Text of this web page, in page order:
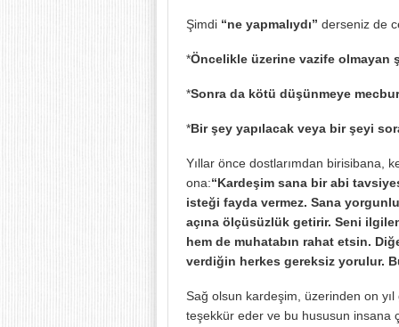
Şimdi “ne yapmalıydı” derseniz de
*Öncelikle üzerine vazife olmayan
*Sonra da kötü düşünmeye mecbur
*Bir şey yapılacak veya bir şeyi
Yıllar önce dostlarımdan birisibana,
ona:“Kardeşim sana bir abi
isteği fayda vermez. Sana
açına ölçüsüzlük getirir. Seni
hem de muhatabın rahat etsin.
verdiğin herkes gereksiz yorulur.
Sağ olsun kardeşim, üzerinden on
teşekkür eder ve bu hususun insana